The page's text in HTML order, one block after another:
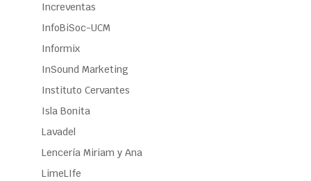
Increventas
InfoBiSoc-UCM
Informix
InSound Marketing
Instituto Cervantes
Isla Bonita
Lavadel
Lencería Miriam y Ana
LimeLIfe